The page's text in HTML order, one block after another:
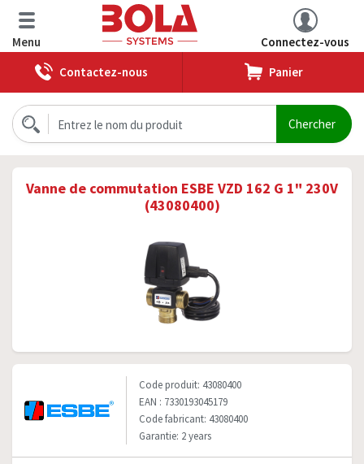
Menu
Connectez-vous
Contactez-nous
Panier
Vanne de commutation ESBE VZD 162 G 1" 230V
(43080400)
Code produit: 43080400
EAN : 7330193045179
Code fabricant: 43080400
Garantie: 2 years